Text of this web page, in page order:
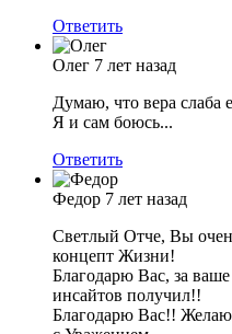
Ответить
Олег 7 лет назад
Думаю, что вера слаба
Я и сам боюсь...
Ответить
Федор 7 лет назад
Светлый Отче, Вы
концепт Жизни!
Благодарю Вас, за
инсайтов получил!!
Благодарю Вас!!